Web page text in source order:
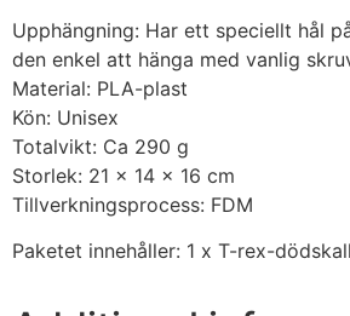
Upphängning: Har ett speciellt hål
den enkel att hänga med vanlig
Material: PLA-plast
Kön: Unisex
Totalvikt: Ca 290 g
Storlek: 21 x 14 x 16 cm
Tillverkningsprocess: FDM
Paketet innehåller: 1 x T-rex-